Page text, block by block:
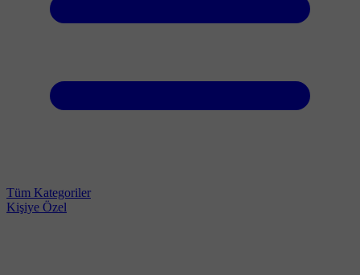
Tüm Kategoriler
Kişiye Özel